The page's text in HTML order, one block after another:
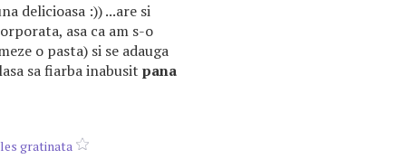
delicioasa :)) ...are si
asa ca am s-o
o pasta) si se adauga
sa fiarba inabusit pana
gratinata